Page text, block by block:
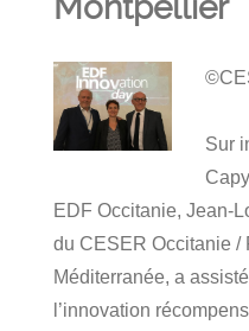
Sur
EDF Occitanie, Jean-
du CESER Occitanie /
Méditerranée, a
l’innovation